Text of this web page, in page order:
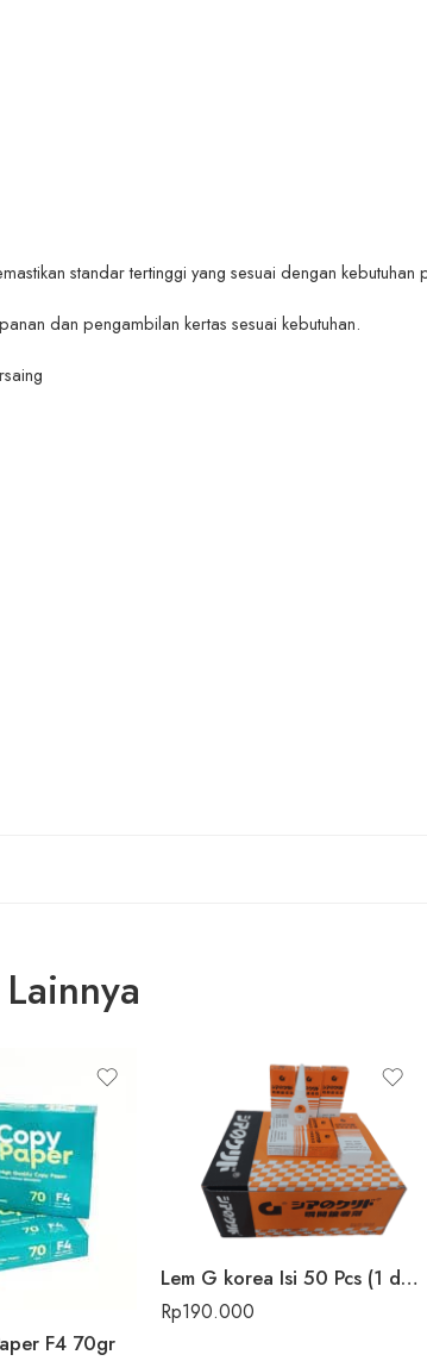
standar tertinggi yang sesuai dengan
dan pengambilan kertas sesuai kebutuhan.
F4 70gr
Lem G korea Isi 50 Pcs (1 dus)
Rp190.000